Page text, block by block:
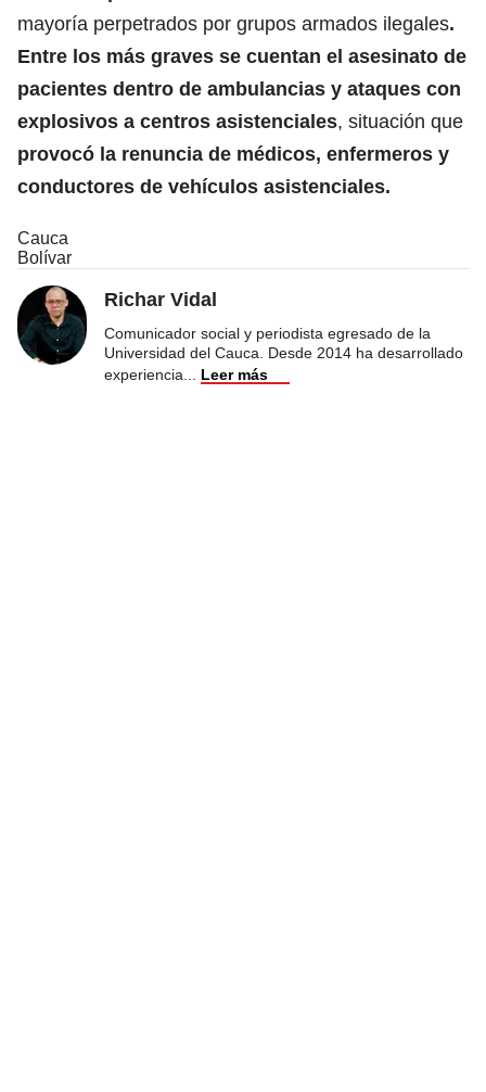
mayoría perpetrados por grupos armados ilegales.
Entre los más graves se cuentan el asesinato de
pacientes dentro de ambulancias y ataques con
explosivos a centros asistenciales, situación que
provocó la renuncia de médicos, enfermeros y
conductores de vehículos asistenciales.
Cauca
Bolívar
Richar Vidal
Comunicador social y periodista egresado de la
Universidad del Cauca. Desde 2014 ha desarrollado
experiencia
Leer más